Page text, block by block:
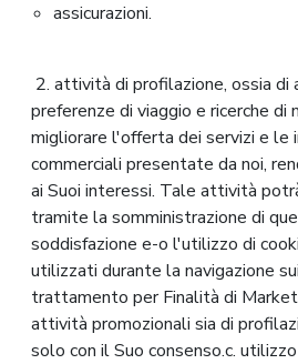
assicurazioni.
2. attività di profilazione, ossia di
preferenze di viaggio e ricerche di
migliorare l'offerta dei servizi e le
commerciali presentate da noi,
ai Suoi interessi. Tale attività
tramite la somministrazione di
soddisfazione e-o l'utilizzo di
utilizzati durante la navigazione
trattamento per Finalità di
attività promozionali sia di
solo con il Suo consenso.c.